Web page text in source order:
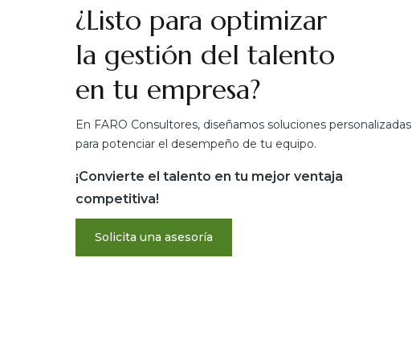
¿Listo para optimizar
la gestión del talento
en tu empresa?
En FARO Consultores, diseñamos soluciones personalizadas
para potenciar el desempeño de tu equipo.
¡Convierte el talento en tu mejor ventaja
competitiva!
Solicita una asesoría